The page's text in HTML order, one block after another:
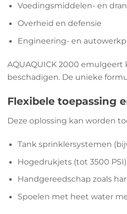
Voedingsmiddelen- en
Overheid en defensie
Engineering- en
AQUAQUICK 2000
beschadigen. De unieke
Flexibele toepassing
Deze oplossing kan worden
Tank sprinklersystemen
Hogedrukjets (tot 3500 PSI)
Handgereedschap zoals
Spoelen met heet water